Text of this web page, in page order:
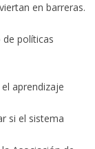
en barreras.
de políticas
aprendizaje
si el sistema